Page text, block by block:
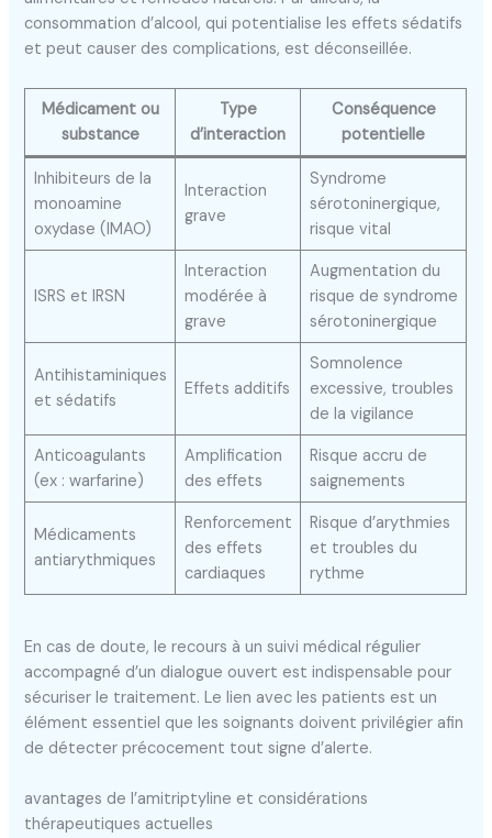
consommation d’alcool, qui potentialise les effets sédatifs
et peut causer des complications, est déconseillée.
Médicament ou
substance
Type
d’interaction
Conséquence
potentielle
Inhibiteurs de la
monoamine
oxydase (IMAO)
Interaction
grave
Syndrome
sérotoninergique,
risque vital
ISRS et IRSN
Interaction
modérée à
grave
Augmentation du
risque de syndrome
sérotoninergique
Antihistaminiques
et sédatifs
Effets additifs
Somnolence
excessive, troubles
de la vigilance
Anticoagulants
(ex : warfarine)
Amplification
des effets
Risque accru de
saignements
Médicaments
antiarythmiques
Renforcement
des effets
cardiaques
Risque d’arythmies
et troubles du
rythme
En cas de doute, le recours à un suivi médical régulier
accompagné d’un dialogue ouvert est indispensable pour
sécuriser le traitement. Le lien avec les patients est un
élément essentiel que les soignants doivent privilégier afin
de détecter précocement tout signe d’alerte.
avantages de l’amitriptyline et considérations
thérapeutiques actuelles